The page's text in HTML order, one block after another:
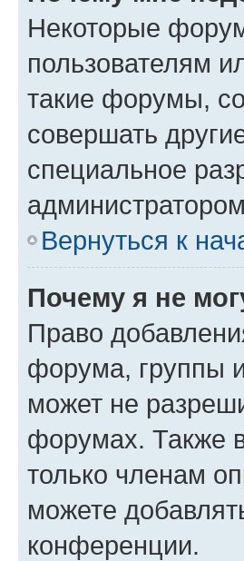
Некоторые
пользователям
такие форумы,
совершать
специальное
Вернуться к
Почему я не
Право
форума, группы
может не
форумах. Также
только членам
можете
конференции.